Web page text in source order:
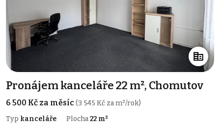
Pronájem kanceláře 22 m², Chomutov
6 500 Kč za měsíc(3 545 Kč za m²/rok)
Typ kanceláře Plocha22 m²